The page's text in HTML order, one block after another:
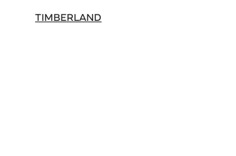
TIMBERLAND